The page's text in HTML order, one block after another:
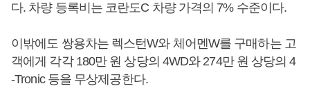
다. 차량 등록비는 코란도C 차량 가격의 7% 수준이다.
이밖에도 쌍용차는 렉스턴W와 체어멘W를 구매하는 고
객에게 각각 180만 원 상당의 4WD와 274만 원 상당의 4
-Tronic 등을 무상제공한다.